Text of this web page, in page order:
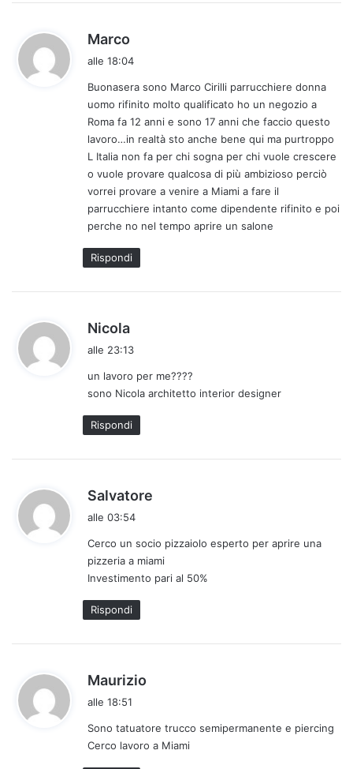
Marco
e
t
t
o
:
alle 18:04
Buonasera sono Marco Cirilli parrucchiere donna
uomo rifinito molto qualificato ho un negozio a
Roma fa 12 anni e sono 17 anni che faccio questo
lavoro…in realtà sto anche bene qui ma purtroppo
L Italia non fa per chi sogna per chi vuole crescere
o vuole provare qualcosa di più ambizioso perciò
vorrei provare a venire a Miami a fare il
parrucchiere intanto come dipendente rifinito e poi
perche no nel tempo aprire un salone
Rispondi
Nicola
e
t
t
o
alle 23:13
un lavoro per me????
sono Nicola architetto interior designer
Rispondi
Salvatore
e
t
t
alle 03:54
Cerco un socio pizzaiolo esperto per aprire una
pizzeria a miami
Investimento pari al 50%
Rispondi
Maurizio
e
t
alle 18:51
Sono tatuatore trucco semipermanente e piercing
Cerco lavoro a Miami